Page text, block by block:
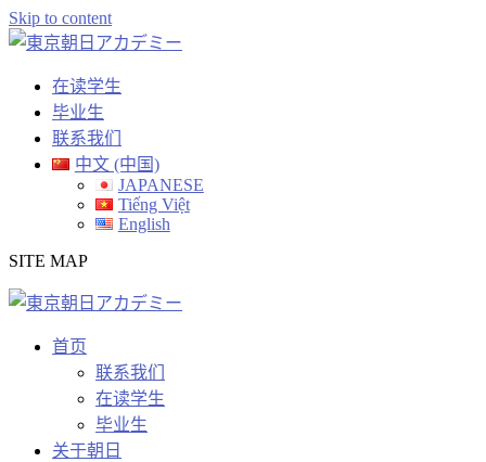
Skip to content
在读学生
毕业生
联系我们
中文 (中国)
JAPANESE
Tiếng Việt
English
SITE MAP
首页
联系我们
在读学生
毕业生
关于朝日